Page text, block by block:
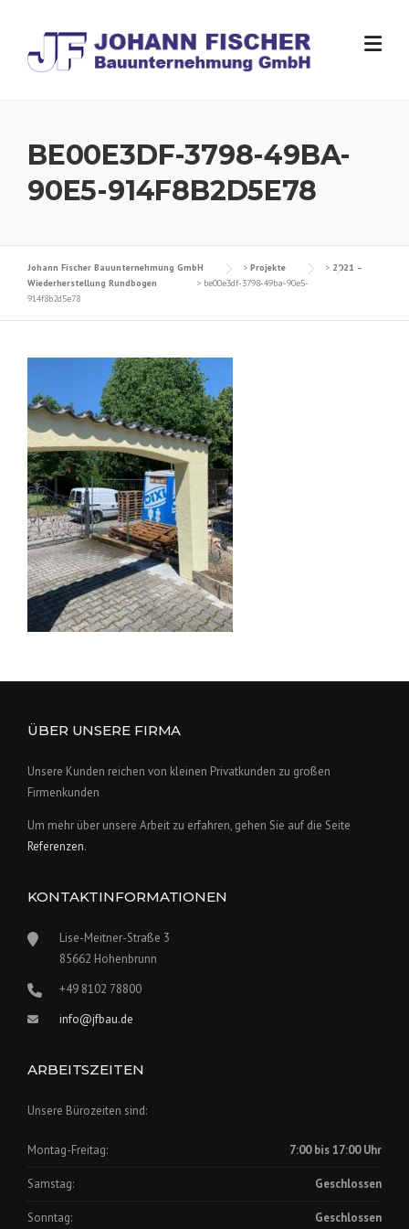
content
BE00E3DF-3798-49BA-
90E5-914F8B2D5E78
Johann Fischer Bauunternehmung GmbH > Projekte > 2021 –
Wiederherstellung Rundbogen
> be00e3df-3798-49ba-90e5-
914f8b2d5e78
ÜBER UNSERE FIRMA
Unsere Kunden reichen von kleinen Privatkunden zu großen
Firmenkunden
Um mehr über unsere Arbeit zu erfahren, gehen Sie auf die Seite
Referenzen.
KONTAKTINFORMATIONEN
Lise-Meitner-Straße 3
85662 Hohenbrunn
+49 8102 78800
info@jfbau.de
ARBEITSZEITEN
Unsere Bürozeiten sind:
Montag-Freitag: 7:00 bis 17:00 Uhr
Samstag: Geschlossen
Sonntag: Geschlossen